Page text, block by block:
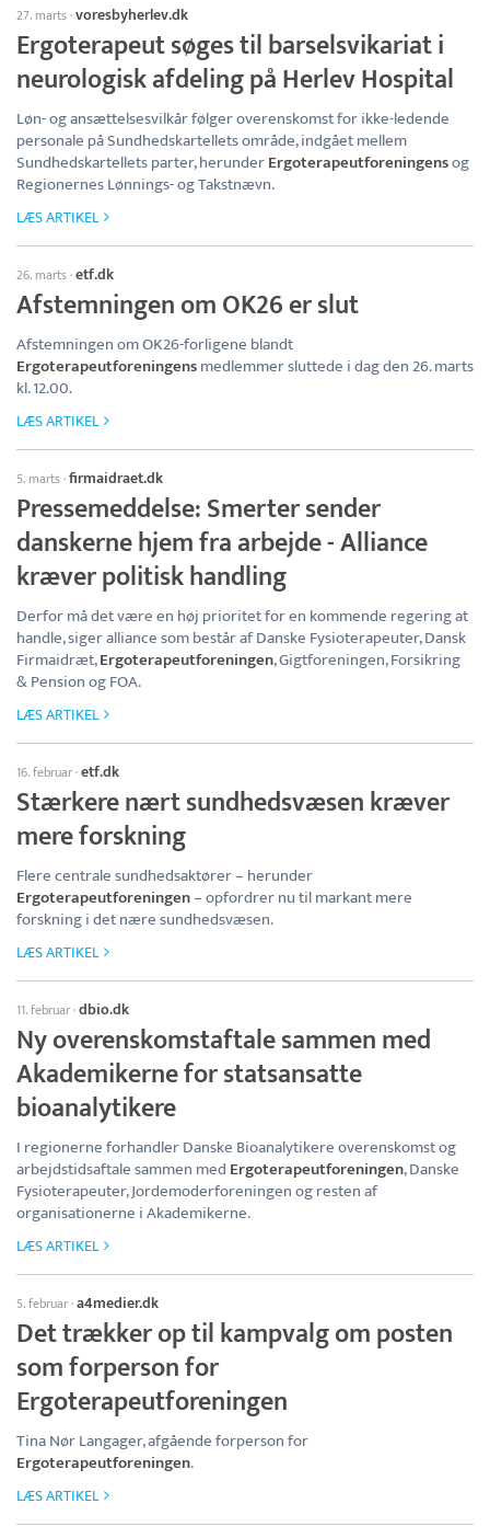
27. marts·voresbyherlev.dk
Ergoterapeut søges til barselsvikariat i
neurologisk afdeling på Herlev Hospital
Løn- og ansættelsesvilkår følger overenskomst for ikke-ledende
personale på Sundhedskartellets område, indgået mellem
Sundhedskartellets parter, herunderErgoterapeutforeningensog
Regionernes Lønnings- og Takstnævn.
LÆS ARTIKEL
26. marts·etf.dk
Afstemningen om OK26 er slut
Afstemningen om OK26-forligene blandt
Ergoterapeutforeningensmedlemmer sluttede i dag den 26. marts
kl. 12.00.
LÆS ARTIKEL
5. marts·firmaidraet.dk
Pressemeddelse: Smerter sender
danskerne hjem fra arbejde - Alliance
kræver politisk handling
Derfor må det være en høj prioritet for en kommende regering at
handle, siger alliance som består af Danske Fysioterapeuter, Dansk
Firmaidræt,Ergoterapeutforeningen, Gigtforeningen, Forsikring
& Pension og FOA.
LÆS ARTIKEL
16. februar·etf.dk
Stærkere nært sundhedsvæsen kræver
mere forskning
Flere centrale sundhedsaktører – herunder
Ergoterapeutforeningen– opfordrer nu til markant mere
forskning i det nære sundhedsvæsen.
LÆS ARTIKEL
11. februar·dbio.dk
Ny overenskomstaftale sammen med
Akademikerne for statsansatte
bioanalytikere
I regionerne forhandler Danske Bioanalytikere overenskomst og
arbejdstidsaftale sammen med Ergoterapeutforeningen, Danske
Fysioterapeuter, Jordemoderforeningen og resten af
organisationerne i Akademikerne.
LÆS ARTIKEL
5. februar·a4medier.dk
Det trækker op til kampvalg om posten
som forperson for
Ergoterapeutforeningen
Tina Nør Langager, afgående forperson for
Ergoterapeutforeningen.
LÆS ARTIKEL